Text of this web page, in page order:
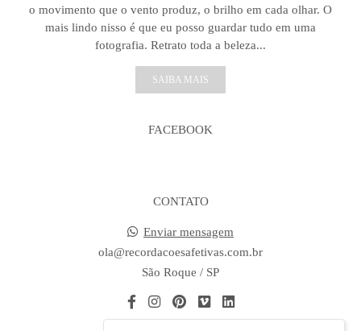
o movimento que o vento produz, o brilho em cada olhar. O
mais lindo nisso é que eu posso guardar tudo em uma
fotografia. Retrato toda a beleza...
SAIBA MAIS
FACEBOOK
CONTATO
Enviar mensagem
ola@recordacoesafetivas.com.br
São Roque / SP